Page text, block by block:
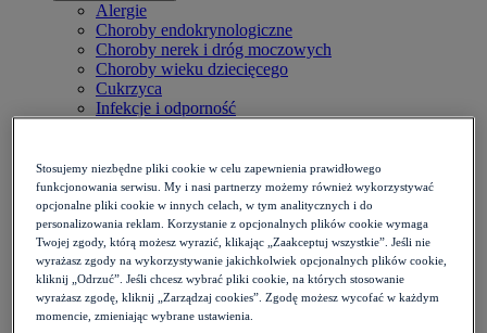
Alergie
Choroby endokrynologiczne
Choroby nerek i dróg moczowych
Choroby wieku dziecięcego
Cukrzyca
Infekcje i odporność
Oczy
Onkologia
Otolaryngologia
Płuca i oskrzela
Przewód pokarmowy
Reumatologia
Serce i naczynia
Skóra i paznokcie
Stomatologia
Stosujemy niezbędne pliki cookie w celu zapewnienia prawidłowego
funkcjonowania serwisu. My i nasi partnerzy możemy również wykorzystywać
opcjonalne pliki cookie w innych celach, w tym analitycznych i do
personalizowania reklam. Korzystanie z opcjonalnych plików cookie wymaga
Twojej zgody, którą możesz wyrazić, klikając „Zaakceptuj wszystkie”. Jeśli nie
wyrażasz zgody na wykorzystywanie jakichkolwiek opcjonalnych plików cookie,
kliknij „Odrzuć”. Jeśli chcesz wybrać pliki cookie, na których stosowanie
wyrażasz zgodę, kliknij „Zarządzaj cookies”. Zgodę możesz wycofać w każdym
momencie, zmieniając wybrane ustawienia.